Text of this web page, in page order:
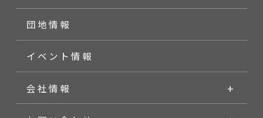
団地情報
イベント情報
会社情報